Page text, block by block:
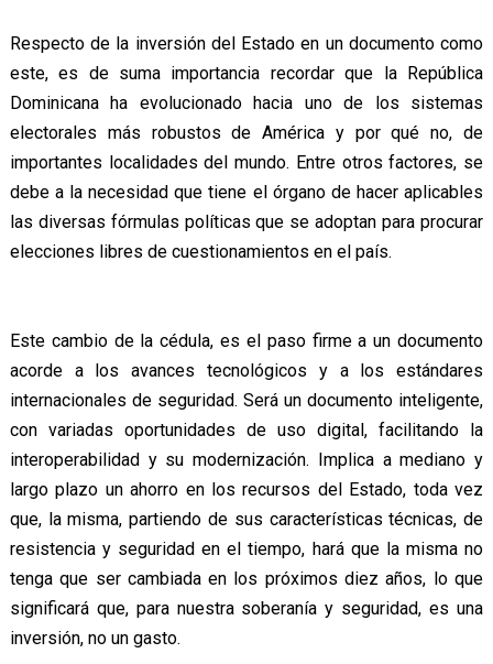
Respecto de la inversión del Estado en un documento como
este, es de suma importancia recordar que la República
Dominicana ha evolucionado hacia uno de los sistemas
electorales más robustos de América y por qué no, de
importantes localidades del mundo. Entre otros factores, se
debe a la necesidad que tiene el órgano de hacer aplicables
las diversas fórmulas políticas que se adoptan para procurar
elecciones libres de cuestionamientos en el país.
Este cambio de la cédula, es el paso firme a un documento
acorde a los avances tecnológicos y a los estándares
internacionales de seguridad. Será un documento inteligente,
con variadas oportunidades de uso digital, facilitando la
interoperabilidad y su modernización. Implica a mediano y
largo plazo un ahorro en los recursos del Estado, toda vez
que, la misma, partiendo de sus características técnicas, de
resistencia y seguridad en el tiempo, hará que la misma no
tenga que ser cambiada en los próximos diez años, lo que
significará que, para nuestra soberanía y seguridad, es una
inversión, no un gasto.